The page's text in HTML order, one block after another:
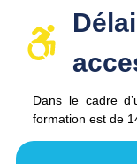
Dans le cadre
formation est de